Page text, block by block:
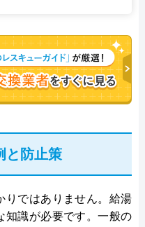
と防止策
りではありません。給湯
知識が必要です。一般の